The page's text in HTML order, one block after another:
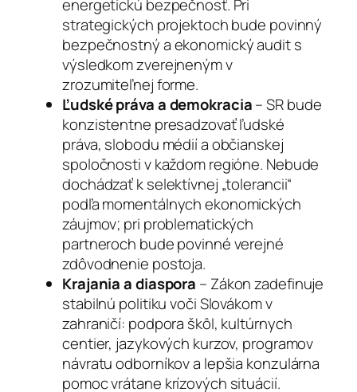
energetickú bezpečnosť. Pri
strategických projektoch bude povinný
bezpečnostný a ekonomický audit s
výsledkom zverejneným v
zrozumiteľnej forme.
Ľudské práva a demokracia– SR bude
konzistentne presadzovať ľudské
práva, slobodu médií a občianskej
spoločnosti v každom regióne. Nebude
dochádzať k selektívnej „tolerancii“
podľa momentálnych ekonomických
záujmov; pri problematických
partneroch bude povinné verejné
zdôvodnenie postoja.
Krajania a diaspora – Zákon zadefinuje
stabilnú politiku voči Slovákom v
zahraničí: podpora škôl, kultúrnych
centier, jazykových kurzov, programov
návratu odborníkov a lepšia konzulárna
pomoc vrátane krízových situácií.